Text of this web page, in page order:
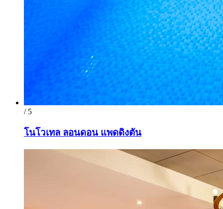
/ 5
โนโวเทล ลอนดอน แพดดิงตัน